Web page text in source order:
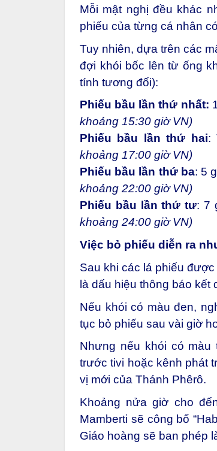
Mỗi mật nghị đều khác
phiếu của từng cá nhân
Tuy nhiên, dựa trên các
đợi khói bốc lên từ ống
tính tương đối):
Phiếu bầu lần thứ nhất:
khoảng 15:30 giờ VN)
Phiếu bầu lần thứ hai:
khoảng 17:00 giờ VN)
Phiếu bầu lần thứ ba: 5
khoảng 22:00 giờ VN)
Phiếu bầu lần thứ tư: 7
khoảng 24:00 giờ VN)
Việc bỏ phiếu diễn ra
Sau khi các lá phiếu
là dấu hiệu thông báo kết
Nếu khói có màu đen,
tục bỏ phiếu sau vài giờ
Nhưng nếu khói có
trước tivi hoặc kênh phát
vị mới của Thánh Phêrô.
Khoảng nửa giờ cho
Mamberti sẽ công bố
Giáo hoàng sẽ ban phép